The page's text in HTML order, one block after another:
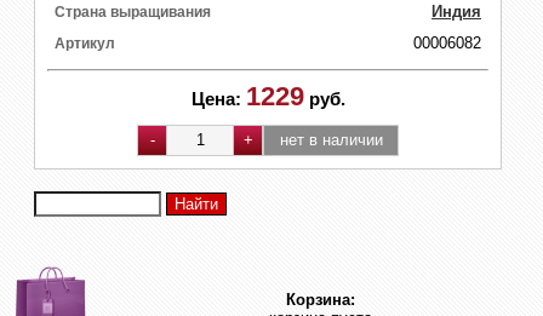
Страна выращивания Индия
Артикул 00006082
Цена: 1229 руб.
Корзина: